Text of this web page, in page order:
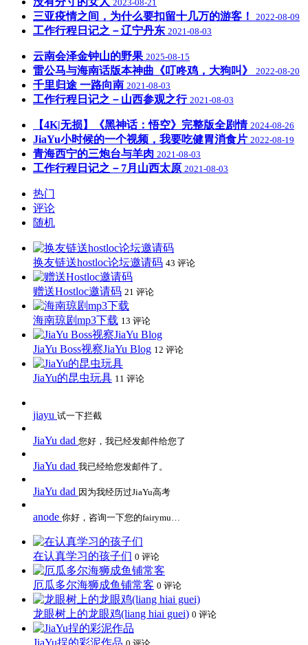
2023-08-21
三亚疫情之间，为什么要扣留十几万的游客！ 2022-08-09
工作行程日记之－辽宁丹东 2021-08-03
云南会泽金钟山的野果 2025-08-15
雷公马与海南话版本神曲《叮咚鸡，大狗叫》 2022-08-20
千里归途 一路向南 2021-08-03
工作行程日记之－山西参观之行 2021-08-03
【4K|无损】《黑神话：悟空》完整版全剧情 2024-08-26
JiaYu小时候的一个视频，我要吃健胃消食片 2022-08-19
青海西宁的三炮台与羊肉 2021-08-03
工作行程日记之－7月山西太原 2021-08-03
热门
评论
随机
换友链送hostloc论坛邀请码 43 评论
赠送Hostloc邀请码 21 评论
海南琼剧mp3下载 13 评论
JiaYu Boss视察JiaYu Blog 12 评论
JiaYu的昆虫玩具 11 评论
jiayu 试一下拦截
JiaYu dad 您好，我已经发邮件给您了
JiaYu dad 我已经给您发邮件了。
JiaYu dad 因为我经历过JiaYu高考
anode 你好，咨询一下您的fairymu…
在认真学习的孩子们 0 评论
厄瓜多尔海狮成鱼铺常客 0 评论
龙眼树上的龙眼鸡(liang hiai guei) 0 评论
JiaYu挰的彩泥作品